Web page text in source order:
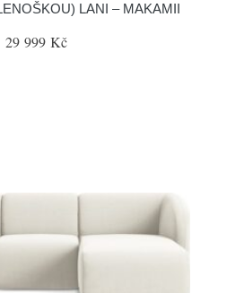
LANI – MAKAMII
29 999 Kč